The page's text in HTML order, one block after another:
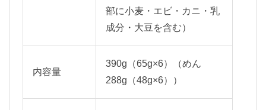
部に小麦・エビ・カニ・乳
成分・大豆を含む）
内容量
390g（65g×6）（めん
288g（48g×6））